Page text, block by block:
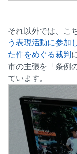
それ以外では、こ
う表現活動に参加
た件をめぐる裁判
市の主張を「条例
ています。